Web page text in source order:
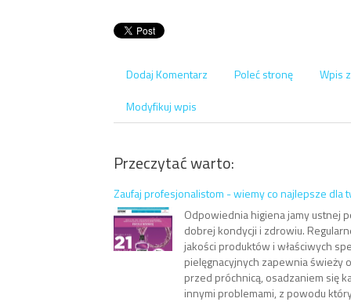
Dodaj Komentarz Poleć stronę
Wpis
Modyfikuj wpis
Przeczytać warto:
Zaufaj profesjonalistom - wiemy co najlepsze dla
Odpowiednia higiena jamy ustnej
dobrej kondycji i zdrowiu.
jakości produktów i właściwych
pielęgnacyjnych zapewnia świeży
przed próchnicą, osadzaniem się
innymi problemami, z powodu